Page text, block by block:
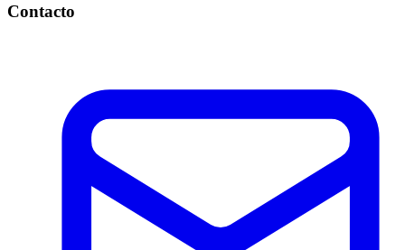
Contacto